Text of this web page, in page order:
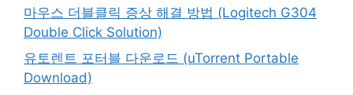
마우스 더블클릭 증상 해결 방법 (Logitech G304
Double Click Solution)
유토렌트 포터블 다운로드 (uTorrent Portable
Download)